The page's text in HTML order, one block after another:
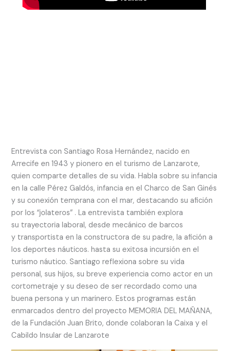
Entrevista con Santiago Rosa Hernández, nacido en
Arrecife en 1943 y pionero en el turismo de Lanzarote,
quien comparte detalles de su vida. Habla sobre su infancia
en la calle Pérez Galdós, infancia en el Charco de San Ginés
y su conexión temprana con el mar, destacando su afición
por los “jolateros” . La entrevista también explora
su trayectoria laboral, desde mecánico de barcos
y transportista en la constructora de su padre, la afición a
los deportes náuticos. hasta su exitosa incursión en el
turismo náutico. Santiago reflexiona sobre su vida
personal, sus hijos, su breve experiencia como actor en un
cortometraje y su deseo de ser recordado como una
buena persona y un marinero. Estos programas están
enmarcados dentro del proyecto MEMORIA DEL MAÑANA,
de la Fundación Juan Brito, donde colaboran la Caixa y el
Cabildo Insular de Lanzarote